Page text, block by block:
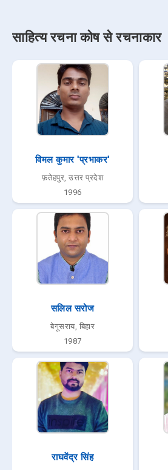
साहित्य रचना कोष से रचनाकार
विमल कुमार 'प्रभाकर'
फ़तेहपुर, उत्तर प्रदेश
1996
सलिल सरोज
बेगूसराय, बिहार
1987
राघवेंद्र सिंह